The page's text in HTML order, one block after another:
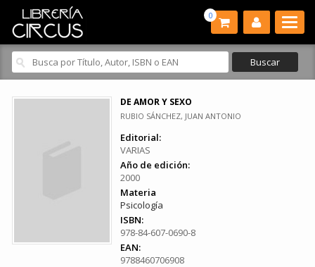
0
DE AMOR Y SEXO
RUBIO SÁNCHEZ, JUAN ANTONIO
Editorial:
VARIAS
Año de edición:
2000
Materia
Psicología
ISBN:
978-84-607-0690-8
EAN:
9788460706908